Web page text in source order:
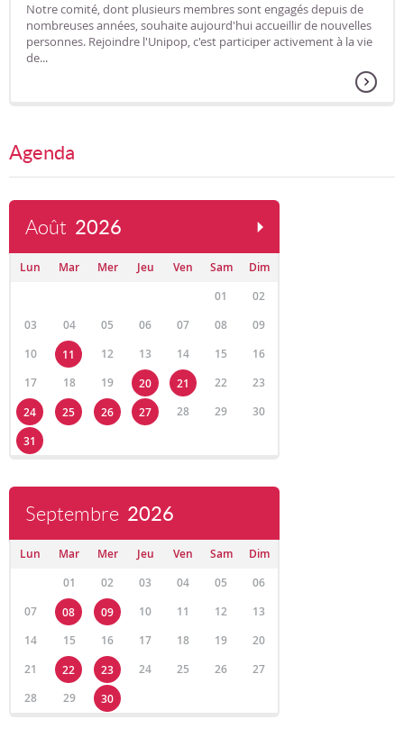
Notre comité, dont plusieurs membres sont engagés depuis de
nombreuses années, souhaite aujourd'hui accueillir de nouvelles
personnes. Rejoindre l'Unipop, c'est participer activement à la vie
de...
Agenda
Août 2026
Lun Mar Mer Jeu Ven Sam
Dim
01
02
03
04 05 06 07 08
09
10
11 12 13 14 15
16
17
18 19 20 21 22
23
24
25 26 27 28 29
30
31
Septembre 2026
Lun Mar Mer Jeu Ven Sam
Dim
01
02 03 04 05
06
07
08 09 10 11 12
13
14
15 16 17 18 19
20
21
22 23 24 25 26
27
28
29 30